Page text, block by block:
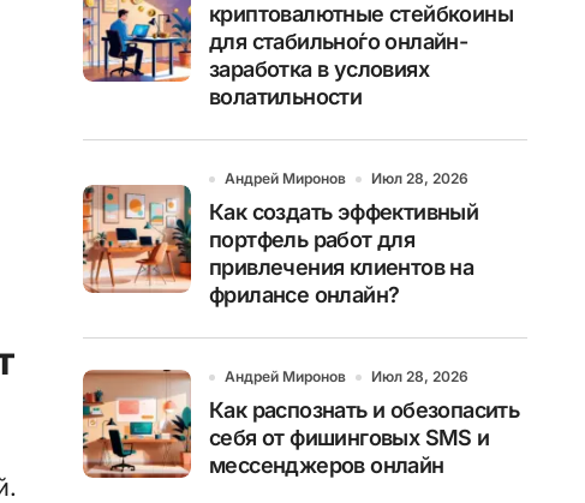
криптовалютные стейбкоины
для стабильно́го онлайн-
заработка в условиях
волатильности
Андрей Миронов Июл 28, 2026
Как создать эффективный
портфель работ для
привлечения клиентов на
фрилансе онлайн?
Андрей Миронов Июл 28, 2026
Как распознать и обезопасить
себя от фишинговых SMS и
мессенджеров онлайн